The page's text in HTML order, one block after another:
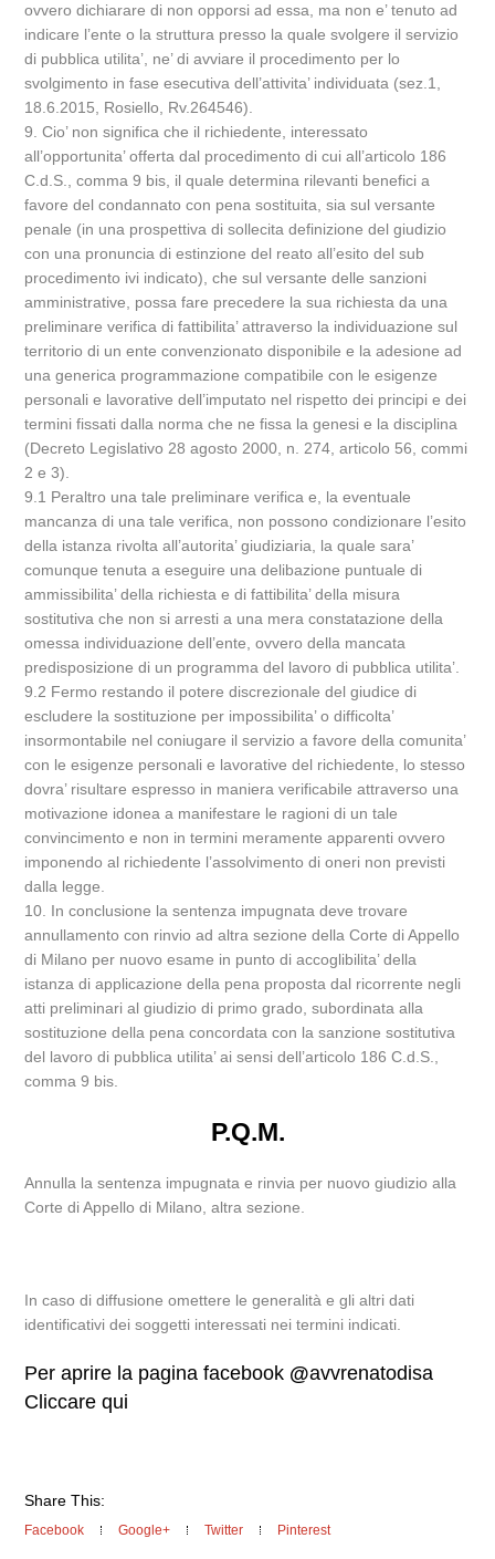
ovvero dichiarare di non opporsi ad essa, ma non e’ tenuto ad
indicare l’ente o la struttura presso la quale svolgere il servizio
di pubblica utilita’, ne’ di avviare il procedimento per lo
svolgimento in fase esecutiva dell’attivita’ individuata (sez.1,
18.6.2015, Rosiello, Rv.264546).
9. Cio’ non significa che il richiedente, interessato
all’opportunita’ offerta dal procedimento di cui all’articolo 186
C.d.S., comma 9 bis, il quale determina rilevanti benefici a
favore del condannato con pena sostituita, sia sul versante
penale (in una prospettiva di sollecita definizione del giudizio
con una pronuncia di estinzione del reato all’esito del sub
procedimento ivi indicato), che sul versante delle sanzioni
amministrative, possa fare precedere la sua richiesta da una
preliminare verifica di fattibilita’ attraverso la individuazione sul
territorio di un ente convenzionato disponibile e la adesione ad
una generica programmazione compatibile con le esigenze
personali e lavorative dell’imputato nel rispetto dei principi e dei
termini fissati dalla norma che ne fissa la genesi e la disciplina
(Decreto Legislativo 28 agosto 2000, n. 274, articolo 56, commi
2 e 3).
9.1 Peraltro una tale preliminare verifica e, la eventuale
mancanza di una tale verifica, non possono condizionare l’esito
della istanza rivolta all’autorita’ giudiziaria, la quale sara’
comunque tenuta a eseguire una delibazione puntuale di
ammissibilita’ della richiesta e di fattibilita’ della misura
sostitutiva che non si arresti a una mera constatazione della
omessa individuazione dell’ente, ovvero della mancata
predisposizione di un programma del lavoro di pubblica utilita’.
9.2 Fermo restando il potere discrezionale del giudice di
escludere la sostituzione per impossibilita’ o difficolta’
insormontabile nel coniugare il servizio a favore della comunita’
con le esigenze personali e lavorative del richiedente, lo stesso
dovra’ risultare espresso in maniera verificabile attraverso una
motivazione idonea a manifestare le ragioni di un tale
convincimento e non in termini meramente apparenti ovvero
imponendo al richiedente l’assolvimento di oneri non previsti
dalla legge.
10. In conclusione la sentenza impugnata deve trovare
annullamento con rinvio ad altra sezione della Corte di Appello
di Milano per nuovo esame in punto di accoglibilita’ della
istanza di applicazione della pena proposta dal ricorrente negli
atti preliminari al giudizio di primo grado, subordinata alla
sostituzione della pena concordata con la sanzione sostitutiva
del lavoro di pubblica utilita’ ai sensi dell’articolo 186 C.d.S.,
comma 9 bis.
P.Q.M.
Annulla la sentenza impugnata e rinvia per nuovo giudizio alla
Corte di Appello di Milano, altra sezione.
In caso di diffusione omettere le generalità e gli altri dati
identificativi dei soggetti interessati nei termini indicati.
Per aprire la pagina facebook @avvrenatodisa
Cliccare qui
Share This:
Facebook Google+ Twitter Pinterest